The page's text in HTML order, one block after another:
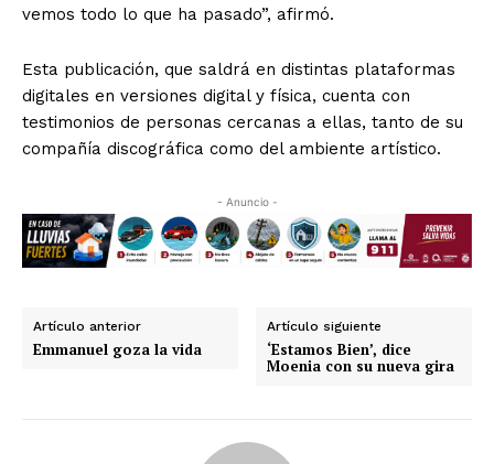
vemos todo lo que ha pasado”, afirmó.
Esta publicación, que saldrá en distintas plataformas
digitales en versiones digital y física, cuenta con
testimonios de personas cercanas a ellas, tanto de su
compañía discográfica como del ambiente artístico.
- Anuncio -
Artículo anterior
Emmanuel goza la vida
Artículo siguiente
‘Estamos Bien’, dice
Moenia con su nueva gira